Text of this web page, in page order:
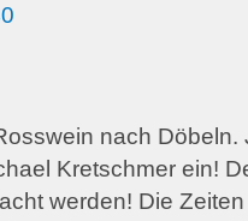
nach Döbeln.
Kretschmer ein!
werden! Die